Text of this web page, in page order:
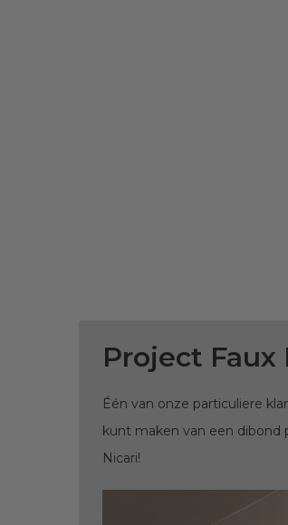
Project Faux
Één van onze particuliere
kunt maken van een
Nicari!